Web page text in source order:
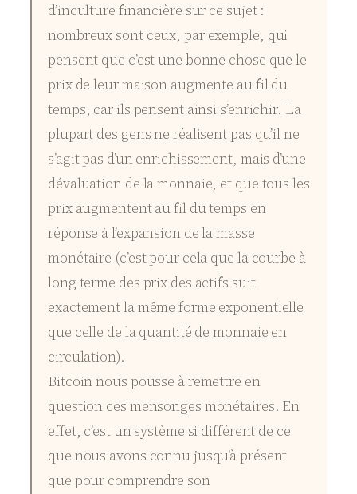
d’inculture financière sur ce sujet :
nombreux sont ceux, par exemple, qui
pensent que c’est une bonne chose que le
prix de leur maison augmente au fil du
temps, car ils pensent ainsi s’enrichir. La
plupart des gens ne réalisent pas qu’il ne
s’agit pas d’un enrichissement, mais d’une
dévaluation de la monnaie, et que tous les
prix augmentent au fil du temps en
réponse à l’expansion de la masse
monétaire (c’est pour cela que la courbe à
long terme des prix des actifs suit
exactement la même forme exponentielle
que celle de la quantité de monnaie en
circulation).
Bitcoin nous pousse à remettre en
question ces mensonges monétaires. En
effet, c’est un système si différent de ce
que nous avons connu jusqu’à présent
que pour comprendre son